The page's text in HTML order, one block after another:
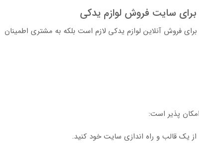
سایت فروش لوازم یدکی
فروش آنلاین لوازم یدکی لازم است بلکه به مشتری اطمینان
پذیر است:
یک قالب و راه اندازی سایت خود کنید.